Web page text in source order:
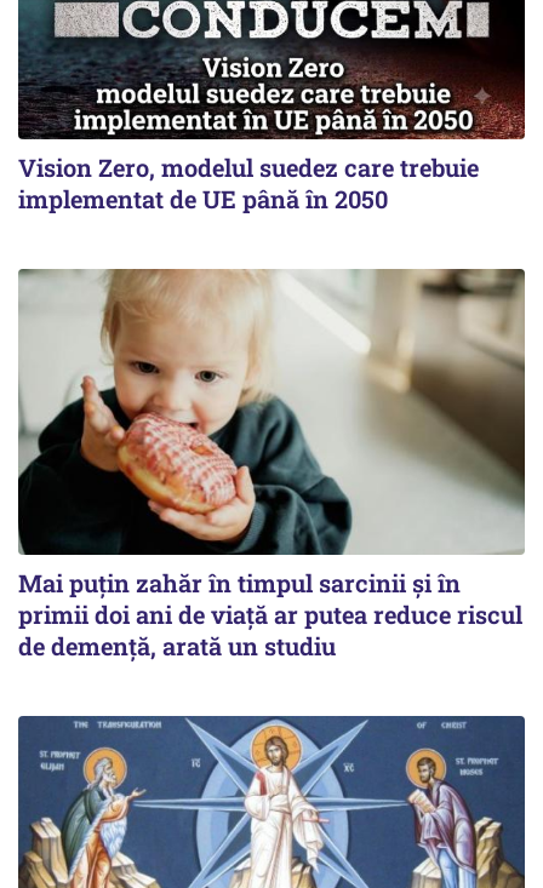
Vision Zero, modelul suedez care trebuie
implementat de UE până în 2050
Mai puțin zahăr în timpul sarcinii și în
primii doi ani de viață ar putea reduce riscul
de demență, arată un studiu